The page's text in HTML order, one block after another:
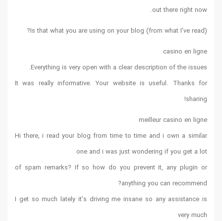
out there right now.
(from what I’ve read) Is that what you are using on your blog?
casino en ligne
Everything is very open with a clear description of the issues.
It was really informative. Your website is useful. Thanks for
sharing!
meilleur casino en ligne
Hi there, i read your blog from time to time and i own a similar
one and i was just wondering if you get a lot
of spam remarks? If so how do you prevent it, any plugin or
anything you can recommend?
I get so much lately it’s driving me insane so any assistance is
very much